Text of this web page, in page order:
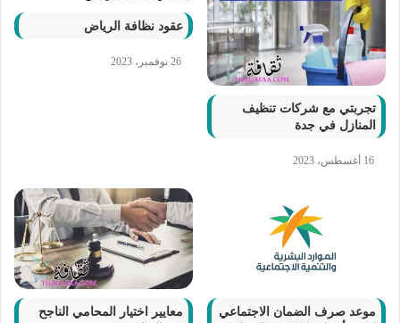
تجربتي مع شركات تنظيف
المنازل في جدة
16 أغسطس، 2023
عقود نظافة الرياض
26 نوفمبر، 2023
موعد صرف الضمان الاجتماعي
معايير اختيار المحامي الناجح